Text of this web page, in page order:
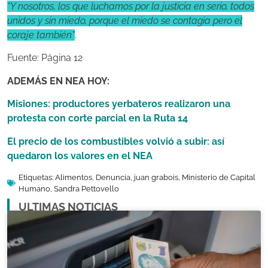
“Y nosotros, los que luchamos por la justicia en serio, todos
unidos y sin miedo, porque el miedo se contagia pero el
coraje también”.
Fuente: Página 12
ADEMÁS EN NEA HOY:
Misiones: productores yerbateros realizaron una
protesta con corte parcial en la Ruta 14
El precio de los combustibles volvió a subir: así
quedaron los valores en el NEA
Etiquetas: Alimentos, Denuncia, juan grabois, Ministerio de Capital
Humano, Sandra Pettovello
ULTIMAS NOTICIAS